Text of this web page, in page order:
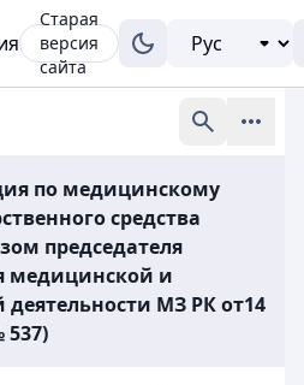
Старая
версия
сайта
по медицинскому
средства
председателя
медицинской и
МЗ РК от14
537)